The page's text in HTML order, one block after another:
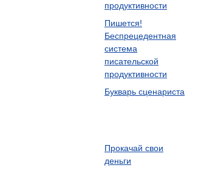
продуктивности
Пишется!
Беспрецедентная
система
писательской
продуктивности
Букварь сценариста
Прокачай свои
деньги